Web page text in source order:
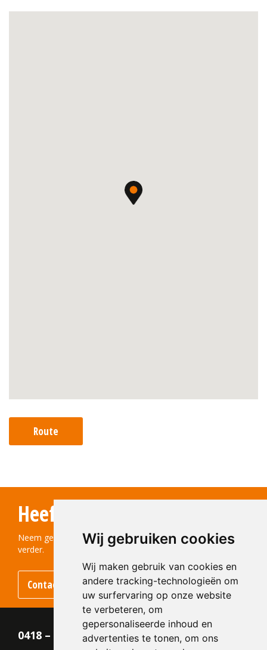
Wij gebruiken cookies
Wij maken gebruik van cookies en
andere tracking-technologieën om
uw surfervaring op onze website
te verbeteren, om
gepersonaliseerde inhoud en
advertenties te tonen, om ons
Route
Heeft u vragen?
Neem gerust contact met ons op! We helpen u graag
verder.
Contact opnemen
0418 – 55 22 21